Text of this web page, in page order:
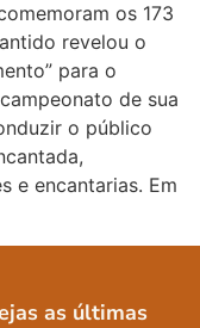
os 173
revelou o
para o
de sua
o público
e encantarias. Em
as últimas